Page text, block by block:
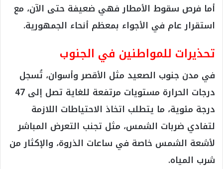
أما فرص سقوط الأمطار فهي ضعيفة حتى الآن، مع
استقرار عام في الأجواء بمعظم أنحاء الجمهورية.
تحذيرات للمواطنين في الجنوب
في مدن جنوب الصعيد مثل الأقصر وأسوان، تُسجل
درجات الحرارة مستويات مرتفعة للغاية تصل إلى 47
درجة مئوية، ما يتطلب اتخاذ الاحتياطات اللازمة
لتفادي ضربات الشمس، مثل تجنب التعرض المباشر
لأشعة الشمس خاصة في ساعات الذروة، والإكثار من
شرب المياه.